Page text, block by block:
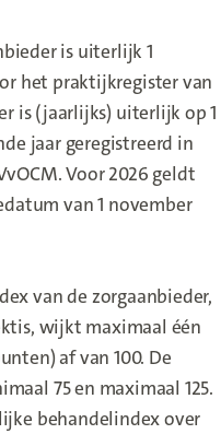
is uiterlijk 1
het praktijkregister van
is (jaarlijks) uiterlijk op 1
jaar geregistreerd in
Voor 2026 geldt
van 1 november
van de zorgaanbieder,
wijkt maximaal één
af van 100. De
75 en maximaal 125.
behandelindex over